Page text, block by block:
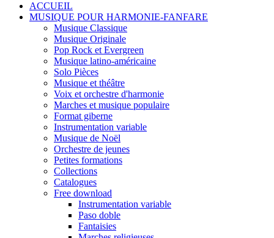
ACCUEIL
MUSIQUE POUR HARMONIE-FANFARE
Musique Classique
Musique Originale
Pop Rock et Evergreen
Musique latino-américaine
Solo Pièces
Musique et théâtre
Voix et orchestre d'harmonie
Marches et musique populaire
Format giberne
Instrumentation variable
Musique de Noël
Orchestre de jeunes
Petites formations
Collections
Catalogues
Free download
Instrumentation variable
Paso doble
Fantaisies